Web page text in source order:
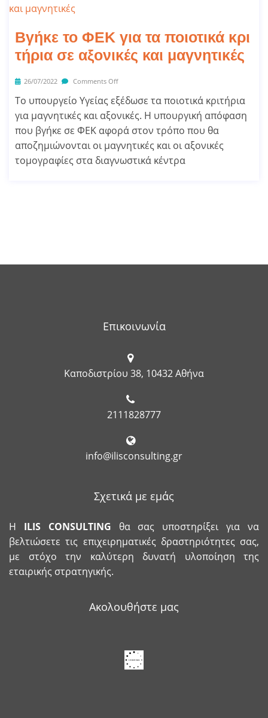
Βγήκε το ΦΕΚ για τα ποιοτικά κρι
τήρια σε αξονικές και μαγνητικές
26/07/2022 Comments Off
Το υπουργείο Υγείας εξέδωσε τα ποιοτικά κριτήρια
για μαγνητικές και αξονικές. Η υπουργική απόφαση
που βγήκε σε ΦΕΚ αφορά στον τρόπο που θα
αποζημιώνονται οι μαγνητικές και οι αξονικές
τομογραφίες στα διαγνωστικά κέντρα
Επικοινωνία
Καποδιστρίου 38, 10432 Αθήνα
2111828777
info@ilisconsulting.gr
Σχετικά με εμάς
Η ILIS CONSULTING θα σας υποστηρίξει για να
βελτιώσετε τις επιχειρηματικές δραστηριότητες σας,
με στόχο την καλύτερη δυνατή υλοποίηση της
εταιρικής στρατηγικής.
Ακολουθήστε μας